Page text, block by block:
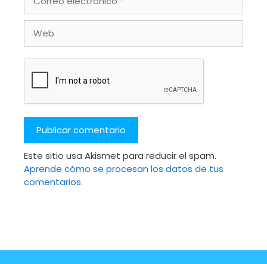
electrónico
Este sitio usa Akismet para reducir el spam.
Aprende cómo se procesan los datos de tus
comentarios.